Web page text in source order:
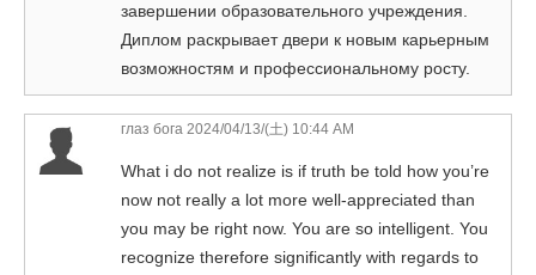
завершении образовательного учреждения.
Диплом раскрывает двери к новым карьерным
возможностям и профессиональному росту.
глаз бога 2024/04/13/(土) 10:44 AM
What i do not realize is if truth be told how you’re
now not really a lot more well-appreciated than
you may be right now. You are so intelligent. You
recognize therefore significantly with regards to